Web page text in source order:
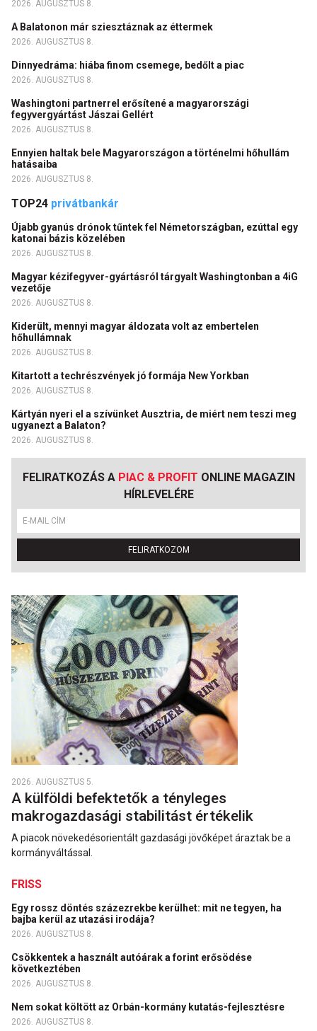
2026. AUGUSZTUS 8.
A Balatonon már sziesztáznak az éttermek
2026. AUGUSZTUS 8.
Dinnyedráma: hiába finom csemege, bedőlt a piac
2026. AUGUSZTUS 8.
Washingtoni partnerrel erősítené a magyarországi
fegyvergyártást Jászai Gellért
2026. AUGUSZTUS 8.
Ennyien haltak bele Magyarországon a történelmi hőhullám
hatásaiba
2026. AUGUSZTUS 8.
TOP24 privátbankár
Újabb gyanús drónok tűntek fel Németországban, ezúttal egy
katonai bázis közelében
2026. AUGUSZTUS 8.
Magyar kézifegyver-gyártásról tárgyalt Washingtonban a 4iG
vezetője
2026. AUGUSZTUS 8.
Kiderült, mennyi magyar áldozata volt az embertelen
hőhullámnak
2026. AUGUSZTUS 8.
Kitartott a techrészvények jó formája New Yorkban
2026. AUGUSZTUS 8.
Kártyán nyeri el a szívünket Ausztria, de miért nem teszi meg
ugyanezt a Balaton?
2026. AUGUSZTUS 8.
FELIRATKOZÁS A PIAC & PROFIT ONLINE MAGAZIN
HÍRLEVELÉRE
FELIRATKOZOM
2026. AUGUSZTUS 5.
A külföldi befektetők a tényleges
makrogazdasági stabilitást értékelik
A piacok növekedésorientált gazdasági jövőképet áraztak be a
kormányváltással.
FRISS
Egy rossz döntés százezrekbe kerülhet: mit ne tegyen, ha
bajba kerül az utazási irodája?
2026. AUGUSZTUS 8.
Csökkentek a használt autóárak a forint erősödése
következtében
2026. AUGUSZTUS 8.
Nem sokat költött az Orbán-kormány kutatás-fejlesztésre
2026. AUGUSZTUS 8.